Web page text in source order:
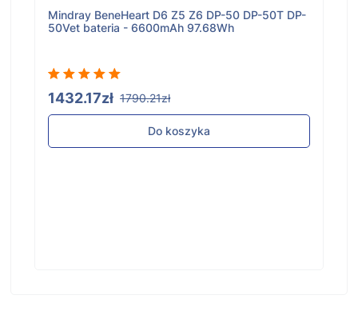
Mindray BeneHeart D6 Z5 Z6 DP-50 DP-50T DP-
50Vet bateria - 6600mAh 97.68Wh
1432.17zł 1790.21zł
Do koszyka